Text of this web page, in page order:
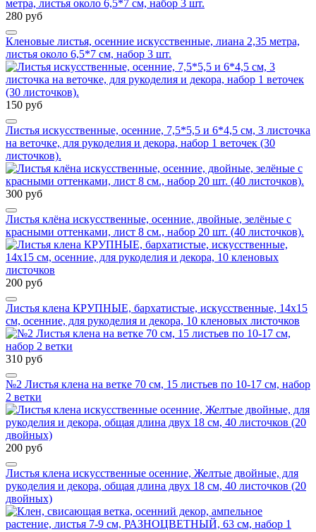
280 руб
Кленовые листья, осенние искусственные, лиана 2,35 метра,
листья около 6,5*7 см, набор 3 шт.
150 руб
Листья искусственные, осенние, 7,5*5,5 и 6*4,5 см, 3 листочка
на веточке, для рукоделия и декора, набор 1 веточек (30
листочков).
300 руб
Листья клёна искусственные, осенние, двойные, зелёные с
красными оттенками, лист 8 см., набор 20 шт. (40 листочков).
200 руб
Листья клена КРУПНЫЕ, бархатистые, искусственные, 14х15
см, осенние, для рукоделия и декора, 10 кленовых листочков
310 руб
№2 Листья клена на ветке 70 см, 15 листьев по 10-17 см, набор
2 ветки
200 руб
Листья клена искусственные осенние, Желтые двойные, для
рукоделия и декора, общая длина двух 18 см, 40 листочков (20
двойных)